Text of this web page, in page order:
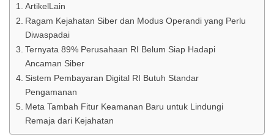
ArtikelLain
Ragam Kejahatan Siber dan Modus Operandi yang Perlu
Diwaspadai
Ternyata 89% Perusahaan RI Belum Siap Hadapi
Ancaman Siber
Sistem Pembayaran Digital RI Butuh Standar
Pengamanan
Meta Tambah Fitur Keamanan Baru untuk Lindungi
Remaja dari Kejahatan